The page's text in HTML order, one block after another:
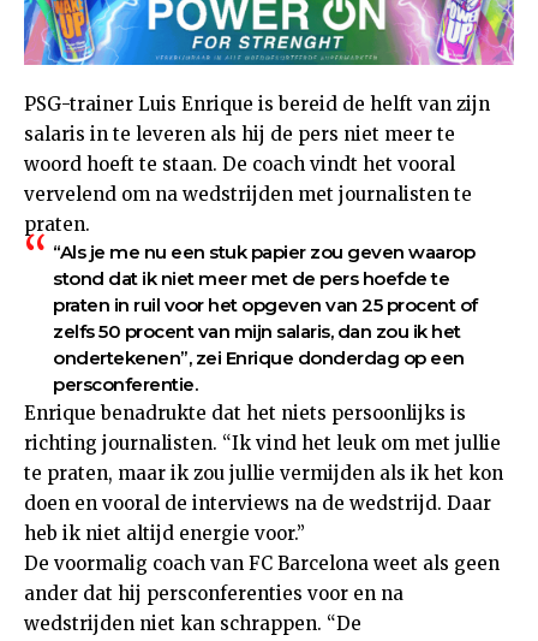
PSG-trainer Luis Enrique is bereid de helft van zijn
salaris in te leveren als hij de pers niet meer te
woord hoeft te staan. De coach vindt het vooral
vervelend om na wedstrijden met journalisten te
praten.
“Als je me nu een stuk papier zou geven waarop
stond dat ik niet meer met de pers hoefde te
praten in ruil voor het opgeven van 25 procent of
zelfs 50 procent van mijn salaris, dan zou ik het
ondertekenen”, zei Enrique donderdag op een
persconferentie.
Enrique benadrukte dat het niets persoonlijks is
richting journalisten. “Ik vind het leuk om met jullie
te praten, maar ik zou jullie vermijden als ik het kon
doen en vooral de interviews na de wedstrijd. Daar
heb ik niet altijd energie voor.”
De voormalig coach van FC Barcelona weet als geen
ander dat hij persconferenties voor en na
wedstrijden niet kan schrappen. “De